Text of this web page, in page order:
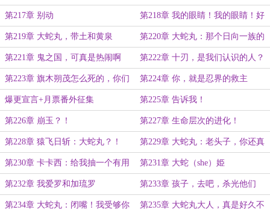
现实吧！ 家伙！
第217章 别动 第218章 我的眼睛！我的眼睛！好
疼！
第219章 大蛇丸，带土和黄泉 第220章 大蛇丸：那个日向一族的
小鬼一定也在！
第221章 鬼之国，可真是热闹啊 第222章 十刃，是我们认识的人？
第223章 旗木朔茂怎么死的，你们
比我更清楚！
第224章 你，就是忍界的救主
爆更宣言+月票番外征集 第225章 告诉我！
第226章 崩玉？！ 第227章 生命层次的进化！
第228章 猿飞日斩：大蛇丸？！ 第229章 大蛇丸：老头子，你还真
是眼瞎啊！
第230章 卡卡西：给我抽一个有用
的大蛇丸！
第231章 大蛇（she）姫
第232章 我爱罗和加琉罗 第233章 孩子，去吧，杀光他们
第234章 大蛇丸：闭嘴！我受够你 第235章 大蛇丸大人，真是好久不